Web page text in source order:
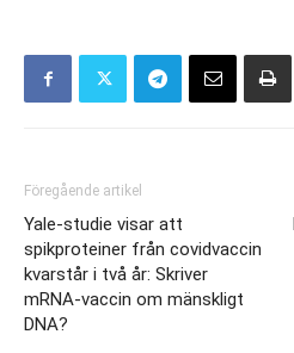
Föregående artikel
Yale-studie visar att
spikproteiner från covidvaccin
kvarstår i två år: Skriver
mRNA-vaccin om mänskligt
DNA?